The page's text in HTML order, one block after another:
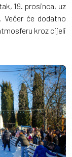
19. prosinca, uz
će dodatno
kroz cijeli